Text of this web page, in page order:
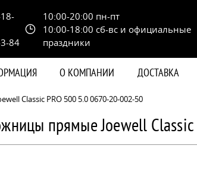
84
10:00-20:00 пн-пт
10:00-18:00 сб-вс и официальные
праздники
О КОМПАНИИ ДОСТАВКА
Classic PRO 500 5.0 0670-20-002-50
прямые Joewell